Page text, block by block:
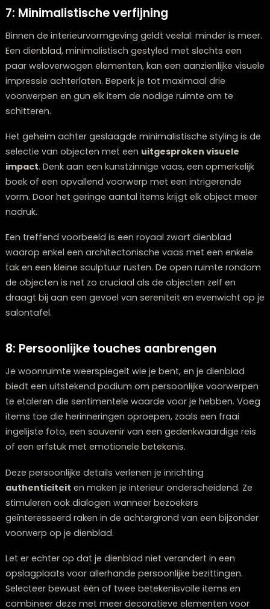
industrieel,
strak
Marmer + Messing +
Fluweel
Luxueus,
elegant,
verfijnd
Art Deco,
Glamour,
Klassiek
Door doelbewust met verschillende grondstoffen te
aanraking en visueel interessant blijft, zelfs bij
observatie.
Twijfelt u over welke meubels bij elkaar passen?
Onze stylisten denken graag met u mee.
Plan een stijlconsult
Binnen de interieurvormgeving geldt veelal: minder is
Een dienblad, minimalistisch gestyled met slechts een
paar weloverwogen elementen, kan een aanzienlijke
impressie achterlaten. Beperk je tot maximaal drie
voorwerpen en gun elk item de nodige ruimte om te
schitteren.
Het geheim achter geslaagde minimalistische styling
selectie van objecten met eenuitgesproken visuele
impact. Denk aan een kunstzinnige vaas, een
boek of een opvallend voorwerp met een intrigerende
vorm. Door het geringe aantal items krijgt elk object
nadruk.
Een treffend voorbeeld is een royaal zwart dienblad
waarop enkel een architectonische vaas met een